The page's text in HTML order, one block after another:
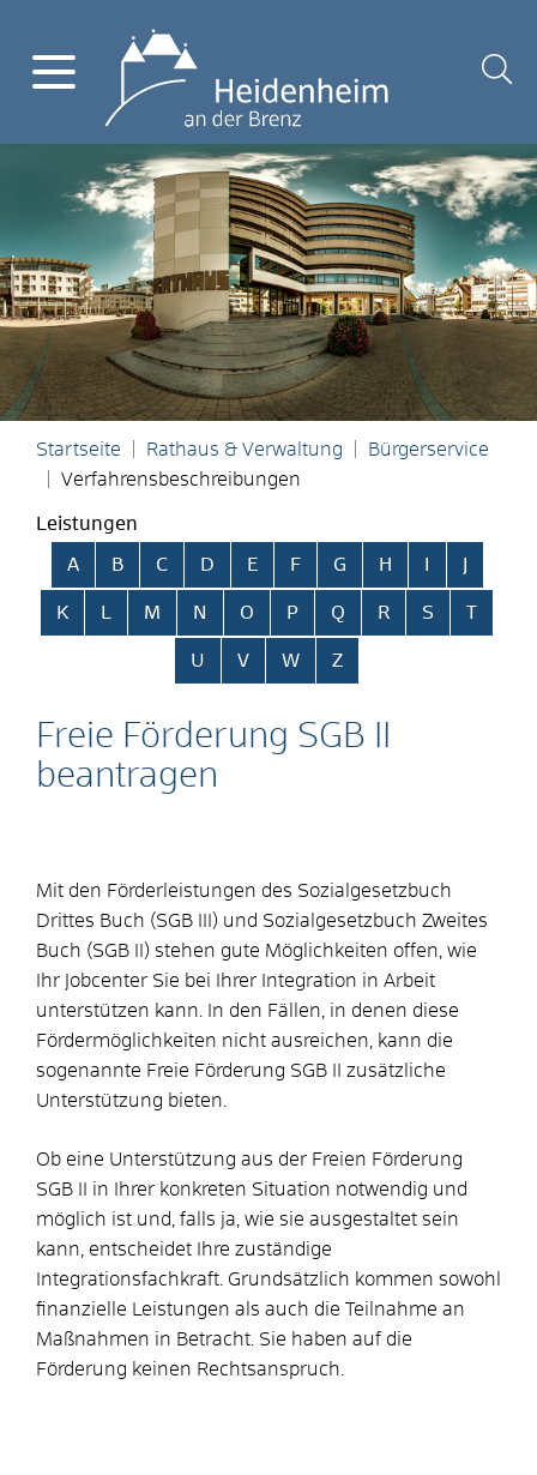
Startseite Rathaus & Verwaltung
Bürgerservice
Verfahrensbeschreibungen
Leistungen
Alphabetisches Register überspringen
A B C D E F G H
K L M N O P Q R S T
U V W Z
Freie Förderung SGB II
beantragen
Mit den Förderleistungen des Sozialgesetzbuch
Drittes Buch (SGB III) und Sozialgesetzbuch Zweites
Buch (SGB II) stehen gute Möglichkeiten offen, wie
Ihr Jobcenter Sie bei Ihrer Integration in Arbeit
unterstützen kann. In den Fällen, in denen diese
Fördermöglichkeiten nicht ausreichen, kann die
sogenannte Freie Förderung SGB II zusätzliche
Unterstützung bieten.
Ob eine Unterstützung aus der Freien Förderung
SGB II in Ihrer konkreten Situation notwendig und
möglich ist und, falls ja, wie sie ausgestaltet sein
kann, entscheidet Ihre zuständige
Integrationsfachkraft. Grundsätzlich kommen sowohl
finanzielle Leistungen als auch die Teilnahme an
Maßnahmen in Betracht. Sie haben auf die
Förderung keinen Rechtsanspruch.